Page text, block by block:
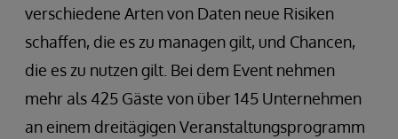
verschiedene Arten von Daten neue Risiken
schaffen, die es zu managen gilt, und Chancen,
die es zu nutzen gilt. Bei dem Event nehmen
mehr als 425 Gäste von über 145 Unternehmen
an einem dreitägigen Veranstaltungsprogramm